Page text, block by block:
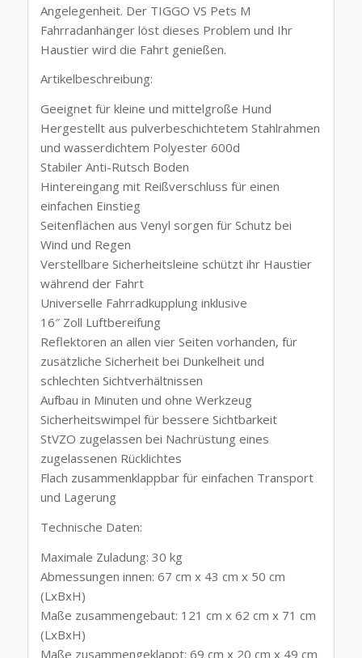
Angelegenheit. Der TIGGO VS Pets M
Fahrradanhänger löst dieses Problem und Ihr
Haustier wird die Fahrt genießen.
Artikelbeschreibung:
Geeignet für kleine und mittelgroße Hund
Hergestellt aus pulverbeschichtetem Stahlrahmen
und wasserdichtem Polyester 600d
Stabiler Anti-Rutsch Boden
Hintereingang mit Reißverschluss für einen
einfachen Einstieg
Seitenflächen aus Venyl sorgen für Schutz bei
Wind und Regen
Verstellbare Sicherheitsleine schützt ihr Haustier
während der Fahrt
Universelle Fahrradkupplung inklusive
16″ Zoll Luftbereifung
Reflektoren an allen vier Seiten vorhanden, für
zusätzliche Sicherheit bei Dunkelheit und
schlechten Sichtverhältnissen
Aufbau in Minuten und ohne Werkzeug
Sicherheitswimpel für bessere Sichtbarkeit
StVZO zugelassen bei Nachrüstung eines
zugelassenen Rücklichtes
Flach zusammenklappbar für einfachen Transport
und Lagerung
Technische Daten:
Maximale Zuladung: 30 kg
Abmessungen innen: 67 cm x 43 cm x 50 cm
(LxBxH)
Maße zusammengebaut: 121 cm x 62 cm x 71 cm
(LxBxH)
Maße zusammengeklappt: 69 cm x 20 cm x 49 cm